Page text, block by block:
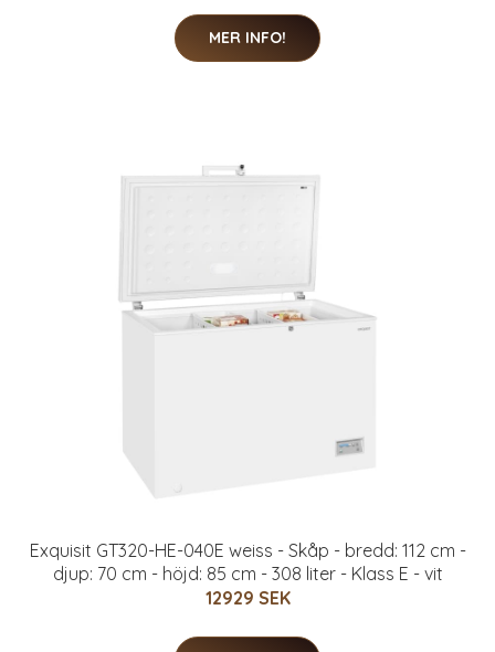
MER INFO!
Exquisit GT320-HE-040E weiss - Skåp - bredd: 112 cm -
djup: 70 cm - höjd: 85 cm - 308 liter - Klass E - vit
12929 SEK